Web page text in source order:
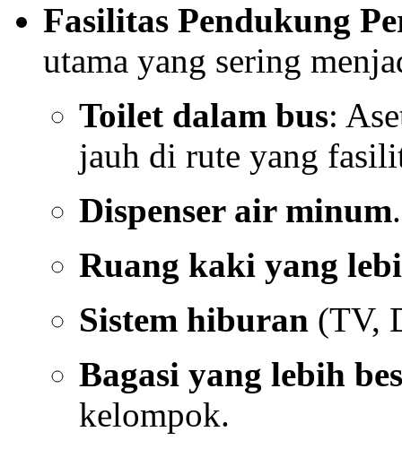
Fasilitas Pendukung
utama yang sering
Toilet dalam bus:
jauh di rute yang
Dispenser air minum.
Ruang kaki yang
Sistem hiburan (TV,
Bagasi yang lebih
kelompok.